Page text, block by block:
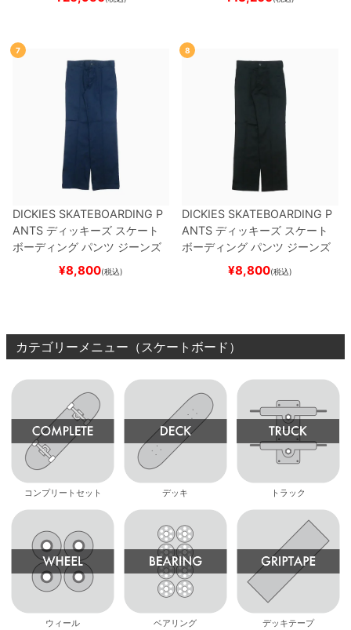
7
DICKIES SKATEBOARDING P
ANTS ディッキーズ スケート
ボーディング パンツ ジーンズ
SLIM FIT 30 LENGTH
スケートボード スケボ
¥8,800(税込)
8
DICKIES SKATEBOARDING P
ANTS ディッキーズ スケート
ボーディング パンツ ジーンズ
SLIM FIT 30 LENGTH
スケートボード スケボー
¥8,800(税込)
カテゴリーメニュー（スケートボード）
コンプリートセット デッキ トラック
ウィール ベアリング デッキテープ